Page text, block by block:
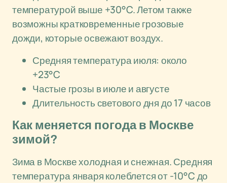
температурой выше +30°C. Летом также
возможны кратковременные грозовые
дожди, которые освежают воздух.
Средняя температура июля: около
+23°C
Частые грозы в июле и августе
Длительность светового дня до 17 часов
Как меняется погода в Москве
зимой?
Зима в Москве холодная и снежная. Средняя
температура января колеблется от -10°C до